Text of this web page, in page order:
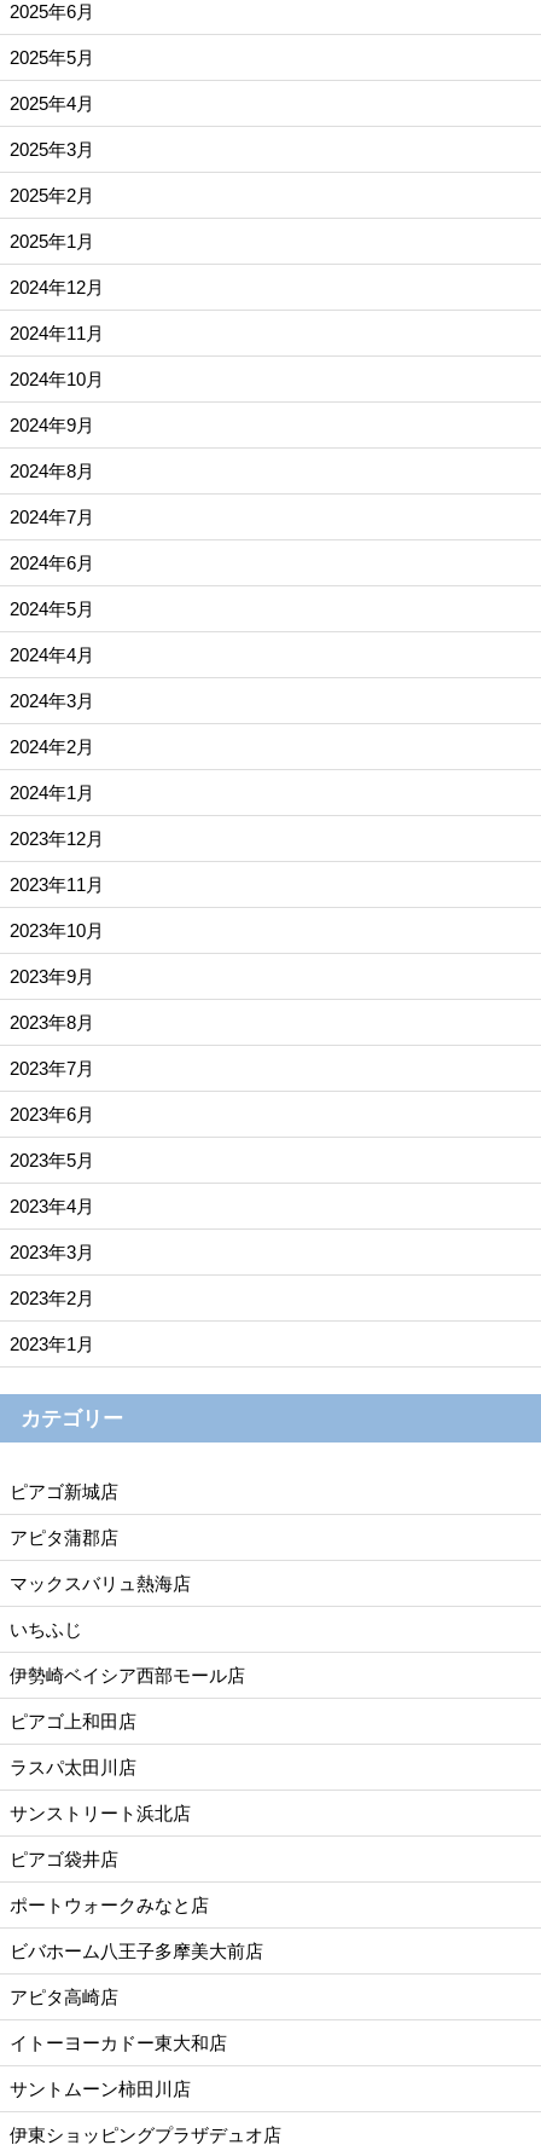
2025年6月
2025年5月
2025年4月
2025年3月
2025年2月
2025年1月
2024年12月
2024年11月
2024年10月
2024年9月
2024年8月
2024年7月
2024年6月
2024年5月
2024年4月
2024年3月
2024年2月
2024年1月
2023年12月
2023年11月
2023年10月
2023年9月
2023年8月
2023年7月
2023年6月
2023年5月
2023年4月
2023年3月
2023年2月
2023年1月
カテゴリー
ピアゴ新城店
アピタ蒲郡店
マックスバリュ熱海店
いちふじ
伊勢崎ベイシア西部モール店
ピアゴ上和田店
ラスパ太田川店
サンストリート浜北店
ピアゴ袋井店
ポートウォークみなと店
ビバホーム八王子多摩美大前店
アピタ高崎店
イトーヨーカドー東大和店
サントムーン柿田川店
伊東ショッピングプラザデュオ店